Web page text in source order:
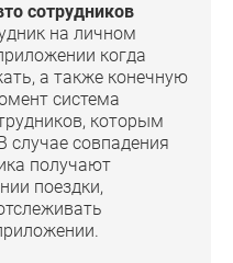
сотрудников
на личном
когда
а также конечную
система
которым
случае совпадения
получают
поездки,